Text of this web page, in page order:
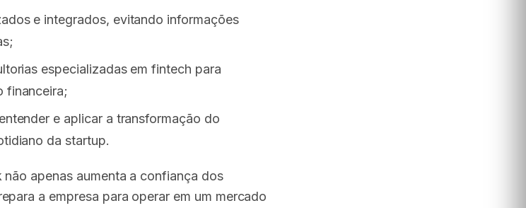
e integrados, evitando informações
especializadas em fintech para
financeira;
e aplicar a transformação do
da startup.
apenas aumenta a confiança dos
a empresa para operar em um mercado